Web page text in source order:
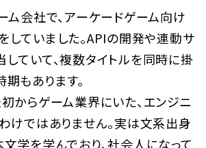
ム会社で、アーケードゲーム向け
していました。APIの開発や連動サ
ていて、複数タイトルを同時に掛
もあります。
からゲーム業界にいた、エンジニ
けではありません。実は文系出身
学を学んでおり、社会人になって